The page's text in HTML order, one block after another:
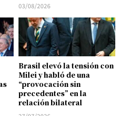
03/08/2026
Brasil elevó la tensión con
Milei y habló de una
“provocación sin
precedentes” en la
relación bilateral